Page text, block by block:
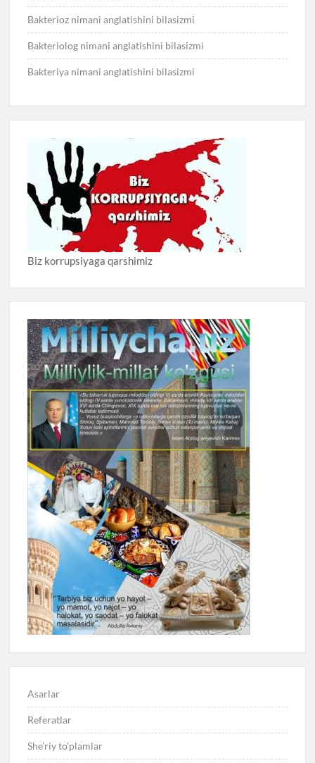
Bakterioz nimani anglatishini bilasizmi
Bakteriolog nimani anglatishini bilasizmi
Bakteriya nimani anglatishini bilasizmi
Biz korrupsiyaga qarshimiz
Asarlar
Referatlar
She’riy to’plamlar